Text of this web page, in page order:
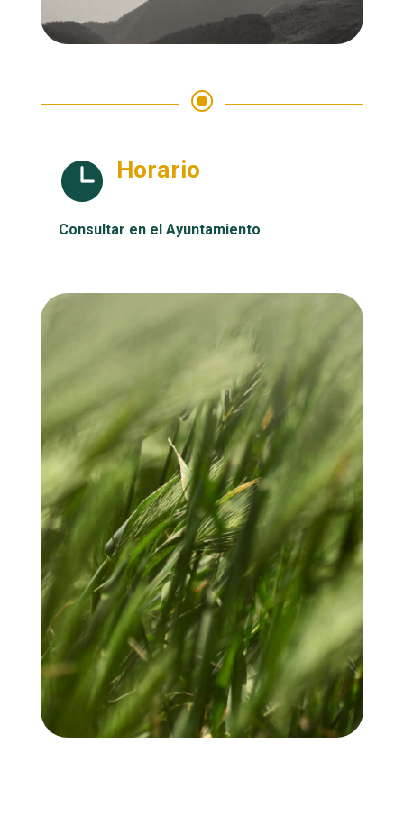
\
 Horario
Consultar en el Ayuntamiento